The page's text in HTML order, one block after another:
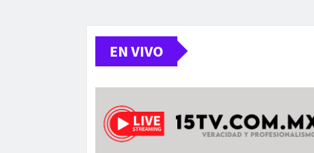
EN VIVO